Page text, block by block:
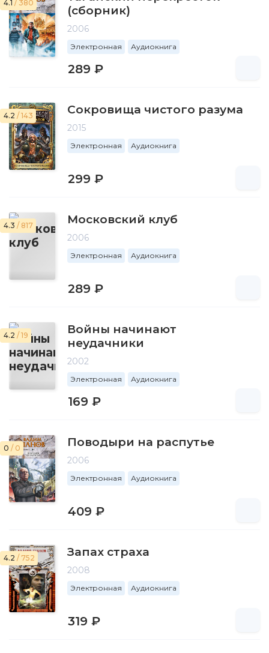
4.1 / 380
(сборник)
2006
Электронная Аудиокнига
289 ₽
4.2 / 143 Сокровища чистого разума
2015
Электронная Аудиокнига
299 ₽
4.3 / 817 Московский клуб
2006
Электронная Аудиокнига
289 ₽
4.2 / 19
Войны начинают
неудачники
2002
Электронная Аудиокнига
169 ₽
0 / 0 Поводыри на распутье
2006
Электронная Аудиокнига
409 ₽
4.2 / 752 Запах страха
2008
Электронная Аудиокнига
319 ₽